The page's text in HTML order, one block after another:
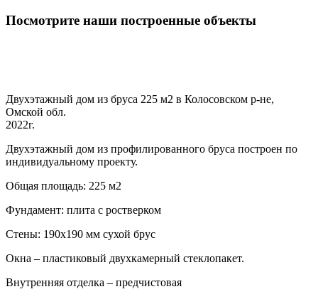
Посмотрите наши построенные объекты
Двухэтажный дом из бруса 225 м2 в Колосовском р-не,
Омской обл.
2022г.
Двухэтажный дом из профилированного бруса построен по
индивидуальному проекту.
Общая площадь: 225 м2
Фундамент: плита с ростверком
Стены: 190х190 мм сухой брус
Окна – пластиковый двухкамерный стеклопакет.
Внутренняя отделка – предчистовая